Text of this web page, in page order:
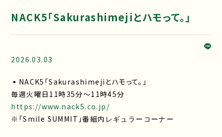
NACK5「Sakurashimejiとハモって。」
2026.03.03
▪NACK5「Sakurashimejiとハモって。」
毎週火曜日11時35分～11時45分
https://www.nack5.co.jp/
※「Smile SUMMIT」番組内 レギュラーコーナー